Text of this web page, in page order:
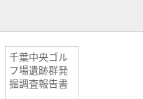
千葉中央ゴル
フ場遺跡群発
掘調査報告書